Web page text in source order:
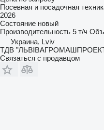
Посевная и посадочная
2026
Состояние новый
Производительность 5 т/ч
Украина, Lviv
ТДВ
Связаться с продавцом